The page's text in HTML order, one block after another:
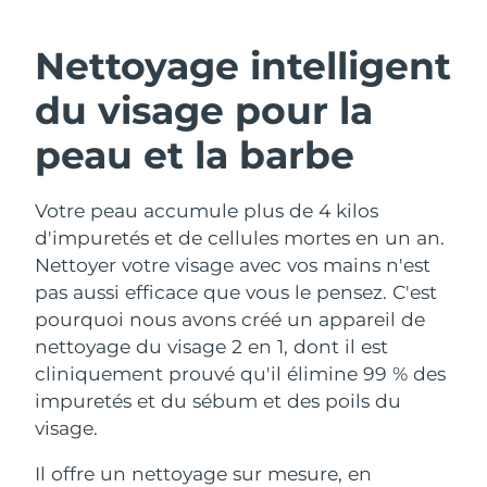
Nettoyage intelligent
du visage pour la
peau et la barbe
Votre peau accumule plus de 4 kilos
d'impuretés et de cellules mortes en un an.
Nettoyer votre visage avec vos mains n'est
pas aussi efficace que vous le pensez. C'est
pourquoi nous avons créé un appareil de
nettoyage du visage 2 en 1, dont il est
cliniquement prouvé qu'il élimine 99 % des
impuretés et du sébum et des poils du
visage.
Il offre un nettoyage sur mesure, en
Nettoyage du visage
LUNA™ 4 coffret
LUNA™ 4 Plus
Massage, LED heating
LUNA™ 4 Men
For men, anti-aging massage
Lifting
BEAR™ 2 coffret
BEAR™ 2 go
Microcurrent toning on-the-go
BEAR™ 2 eyes & lips
Microcurrent line smoothing device
Hydratation
UFO™ 3 coffret
Deep facial hydration
UFO™ 3 LED
Soin bucco-dentaire
issa™ 4
Hybrid silicone sonic toothbrush
issa™ 4 plus
FAQ™ TRAITEMENT ANTI-ÂGE
NEW
Bahreïn Livraison estimée 11/8/26
Livraison estimée
Bosnie-Herzégovine Livraison estimée13/8/26
Brunei Livraison estimée15/8/26
Bulgarie Livraison estimée
Canada Livraison estimée